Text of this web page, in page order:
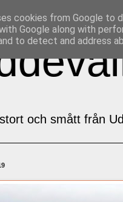
och smått från
cookies from Google to
Google along with
to detect and address